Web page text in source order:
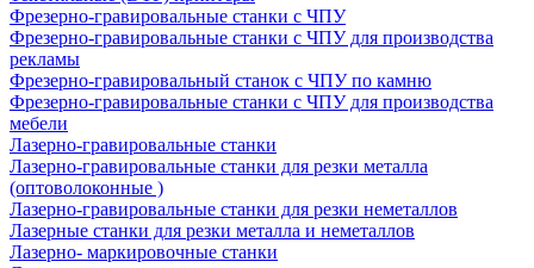
Фрезерно-гравировальные станки с ЧПУ
Фрезерно-гравировальные станки с ЧПУ для производства
рекламы
Фрезерно-гравировальный станок с ЧПУ по камню
Фрезерно-гравировальные станки с ЧПУ для производства
мебели
Лазерно-гравировальные станки
Лазерно-гравировальные станки для резки металла
(оптоволоконные )
Лазерно-гравировальные станки для резки неметаллов
Лазерные станки для резки металла и неметаллов
Лазерно- маркировочные станки